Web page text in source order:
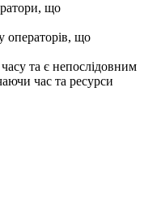
що
операторів, що
та є непослідовним
час та ресурси